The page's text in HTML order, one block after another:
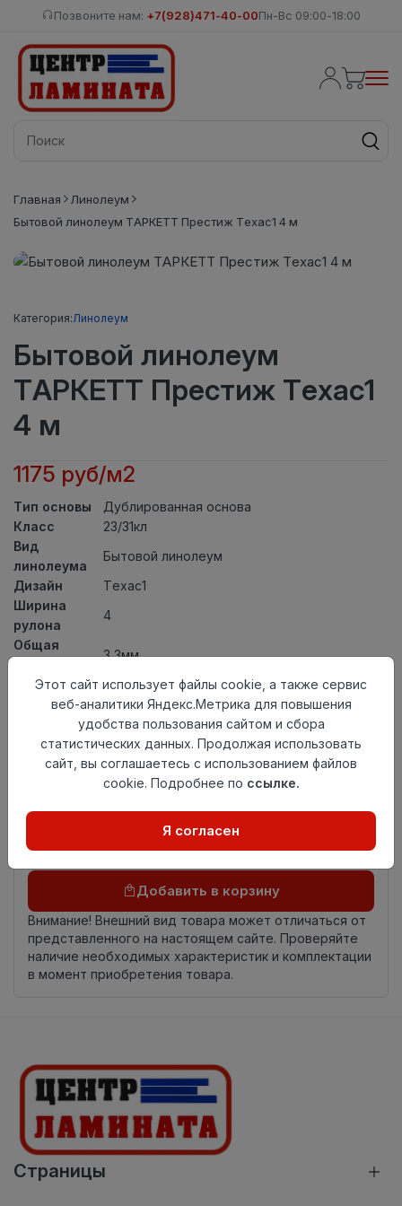
Позвоните нам: +7(928)471-40-00Пн-Вс 09:00-18:00
Главная
Линолеум
Бытовой линолеум ТАРКЕТТ Престиж Техас1 4 м
Категория:Линолеум
Бытовой линолеум
ТАРКЕТТ Престиж Техас1
4 м
1175 руб/м2
Тип основы
Дублированная основа
Класс
23/31кл
Вид
линолеума
Бытовой линолеум
Дизайн
Техас1
Ширина
рулона
4
Общая
3,3мм
Толщина
защитного
0,30мм
АктуальностьАктуален
Страна
происхождения
Россия
Осталось
Добавить в корзину
Внимание! Внешний вид товара может отличаться от
представленного на настоящем сайте. Проверяйте
наличие необходимых характеристик и комплектации
в момент приобретения товара.
Страницы
Этот сайт использует файлы cookie, а также сервис
веб-аналитики Яндекс.Метрика для повышения
удобства пользования сайтом и сбора
статистических данных. Продолжая использовать
сайт, вы соглашаетесь с использованием файлов
cookie. Подробнее по ссылке.
Я согласен